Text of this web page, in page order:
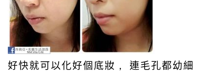
好快就可以化好個底妝 ，
連毛孔都幼細